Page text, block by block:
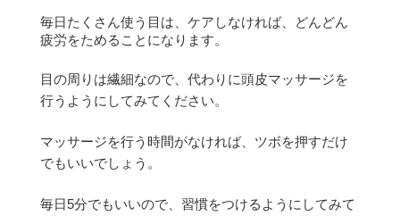
毎日たくさん使う目は、ケアしなければ、どんどん
疲労をためることになります。
目の周りは繊細なので、代わりに頭皮マッサージを
行うようにしてみてください。
マッサージを行う時間がなければ、ツボを押すだけ
でもいいでしょう。
毎日5分でもいいので、習慣をつけるようにしてみて